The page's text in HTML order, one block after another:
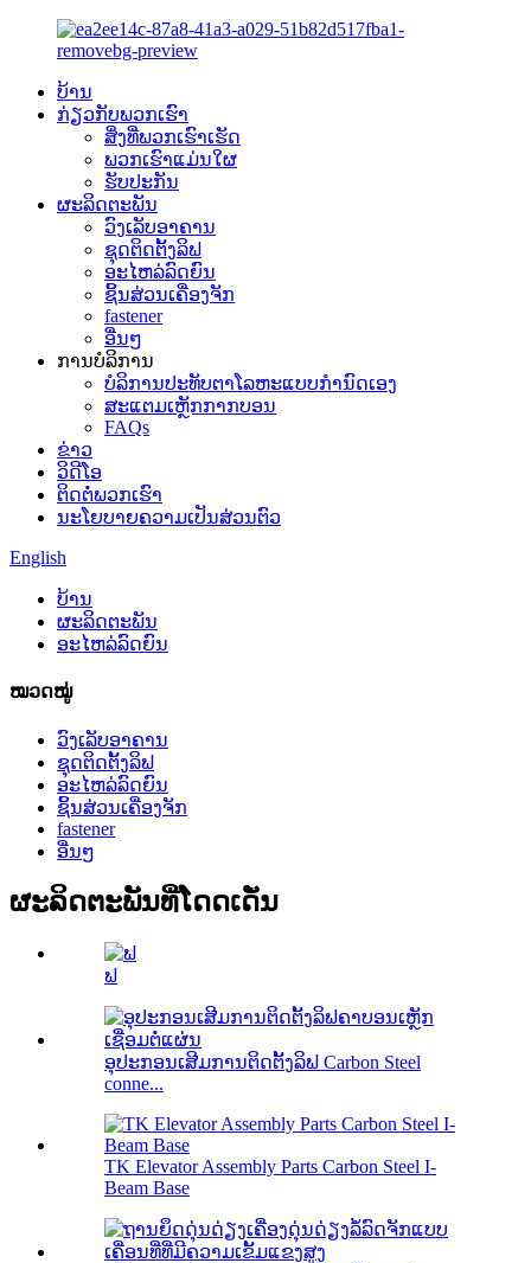
ບ້ານ
ກ່ຽວກັບພວກເຮົາ
ສິ່ງທີ່ພວກເຮົາເຮັດ
ພວກເຮົາແມ່ນໃຜ
ຮັບປະກັນ
ຜະລິດຕະພັນ
ວົງເລັບອາຄານ
ຊຸດຕິດຕັ້ງລິຟ
ອະໄຫລ່ລົດຍົນ
ຊິ້ນສ່ວນເຄື່ອງຈັກ
fastener
ອື່ນໆ
ການບໍລິການ
ບໍລິການປະທັບຕາໂລຫະແບບກຳນົດເອງ
ສະແຕມເຫຼັກກາກບອນ
FAQs
ຂ່າວ
ວິດີໂອ
ຕິດຕໍ່ພວກເຮົາ
ນະໂຍບາຍຄວາມເປັນສ່ວນຕົວ
English
ບ້ານ
ຜະລິດຕະພັນ
ອະໄຫລ່ລົດຍົນ
ໝວດໝູ່
ວົງເລັບອາຄານ
ຊຸດຕິດຕັ້ງລິຟ
ອະໄຫລ່ລົດຍົນ
ຊິ້ນສ່ວນເຄື່ອງຈັກ
fastener
ອື່ນໆ
ຜະລິດຕະພັນທີ່ໂດດເດັ່ນ
ຟ
ອຸປະກອນເສີມການຕິດຕັ້ງລິຟ Carbon Steel
conne...
TK Elevator Assembly Parts Carbon Steel I-
Beam Base